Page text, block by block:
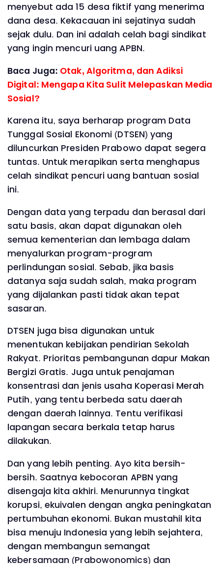
menyebut ada 15 desa fiktif yang menerima
dana desa. Kekacauan ini sejatinya sudah
sejak dulu. Dan ini adalah celah bagi sindikat
yang ingin mencuri uang APBN.
Baca Juga: Otak, Algoritma, dan Adiksi
Digital: Mengapa Kita Sulit Melepaskan Media
Sosial?
Karena itu, saya berharap program Data
Tunggal Sosial Ekonomi (DTSEN) yang
diluncurkan Presiden Prabowo dapat segera
tuntas. Untuk merapikan serta menghapus
celah sindikat pencuri uang bantuan sosial
ini.
Dengan data yang terpadu dan berasal dari
satu basis, akan dapat digunakan oleh
semua kementerian dan lembaga dalam
menyalurkan program-program
perlindungan sosial. Sebab, jika basis
datanya saja sudah salah, maka program
yang dijalankan pasti tidak akan tepat
sasaran.
DTSEN juga bisa digunakan untuk
menentukan kebijakan pendirian Sekolah
Rakyat. Prioritas pembangunan dapur Makan
Bergizi Gratis. Juga untuk penajaman
konsentrasi dan jenis usaha Koperasi Merah
Putih, yang tentu berbeda satu daerah
dengan daerah lainnya. Tentu verifikasi
lapangan secara berkala tetap harus
dilakukan.
Dan yang lebih penting. Ayo kita bersih-
bersih. Saatnya kebocoran APBN yang
disengaja kita akhiri. Menurunnya tingkat
korupsi, ekuivalen dengan angka peningkatan
pertumbuhan ekonomi. Bukan mustahil kita
bisa menuju Indonesia yang lebih sejahtera,
dengan membangun semangat
kebersamaan (Prabowonomics) dan